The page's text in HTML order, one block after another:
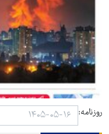
روزنامه: